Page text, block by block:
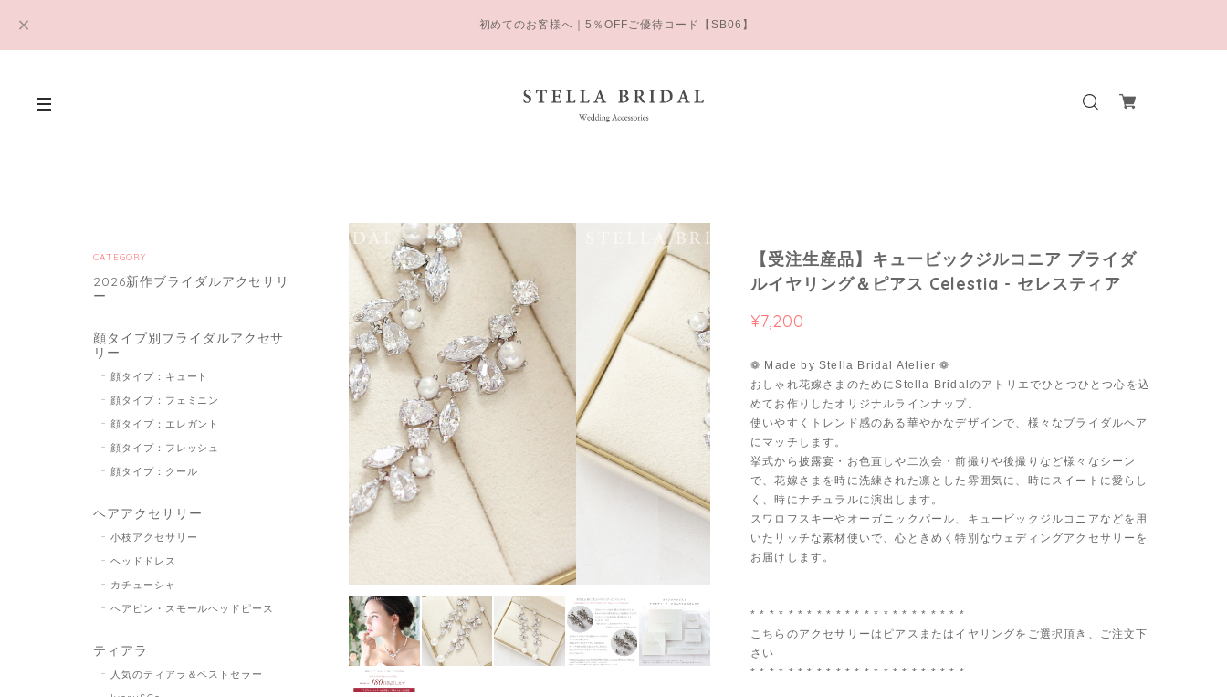
初めてのお客様へ｜5％OFFご優待コード【SB06】
【受注生産品】キュービックジルコニア ブライダ
ルイヤリング＆ピアス Celestia - セレスティア
¥7,200
❁ Made by Stella Bridal Atelier ❁
おしゃれ花嫁さまのためにStella Bridalのアトリエでひとつひとつ心を込
めてお作りしたオリジナルラインナップ。
使いやすくトレンド感のある華やかなデザインで、様々なブライダルヘア
にマッチします。
挙式から披露宴・お色直しや二次会・前撮りや後撮りなど様々なシーン
で、花嫁さまを時に洗練された凛とした雰囲気に、時にスイートに愛らし
く、時にナチュラルに演出します。
スワロフスキーやオーガニックパール、キュービックジルコニアなどを用
いたリッチな素材使いで、心ときめく特別なウェディングアクセサリーを
お届けします。
* * * * * * * * * * * * * * * * * * * * * * *
こちらのアクセサリーはピアスまたはイヤリングをご選択頂き、ご注文下
さい
* * * * * * * * * * * * * * * * * * * * * * *
CATEGORY
2026新作ブライダルアクセサリ
ー
顔タイプ別ブライダルアクセサ
リー
顔タイプ：キュート
顔タイプ：フェミニン
顔タイプ：エレガント
顔タイプ：フレッシュ
顔タイプ：クール
ヘアアクセサリー
小枝アクセサリー
ヘッドドレス
カチューシャ
ヘアピン・スモールヘッドピース
ティアラ
人気のティアラ＆ベストセラー